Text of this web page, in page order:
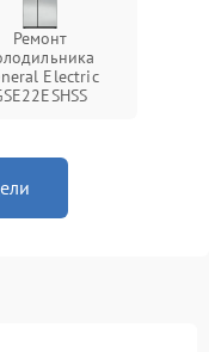
Ремонт
Electric